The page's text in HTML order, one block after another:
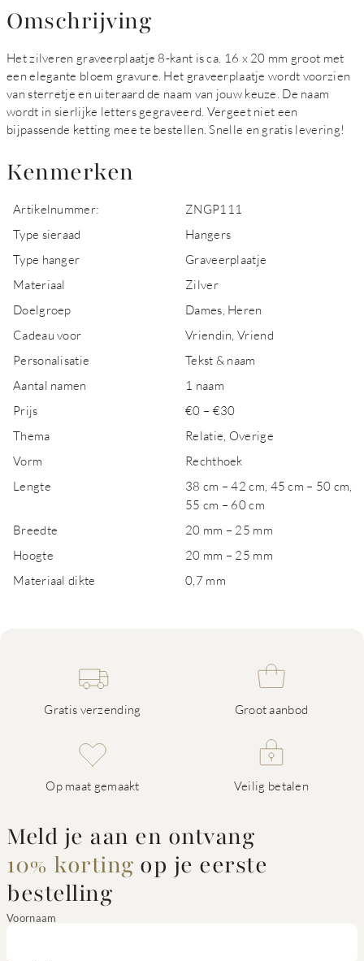
Omschrijving
Het zilveren graveerplaatje 8-kant is ca. 16 x 20 mm groot met
een elegante bloem gravure. Het graveerplaatje wordt voorzien
van sterretje en uiteraard de naam van jouw keuze. De naam
wordt in sierlijke letters gegraveerd. Vergeet niet een
bijpassende ketting mee te bestellen. Snelle en gratis levering!
Kenmerken
Artikelnummer:
ZNGP111
Type sieraad
Hangers
Type hanger
Graveerplaatje
Materiaal
Zilver
Doelgroep
Dames, Heren
Cadeau voor
Vriendin, Vriend
Personalisatie
Tekst & naam
Aantal namen
1 naam
Prijs
€0 – €30
Thema
Relatie, Overige
Vorm
Rechthoek
Lengte
38 cm – 42 cm, 45 cm – 50 cm,
55 cm – 60 cm
Breedte
20 mm – 25 mm
Hoogte
20 mm – 25 mm
Materiaal dikte
0,7 mm
Gratis verzending Groot aanbod
Op maat gemaakt Veilig betalen
Meld je aan en ontvang
10% korting op je eerste
bestelling
Voornaam